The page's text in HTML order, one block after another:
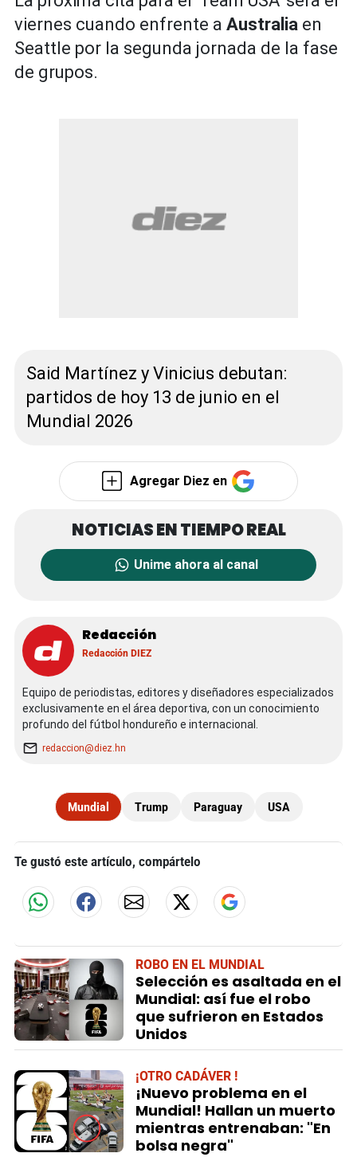
viernes cuando enfrente a Australia en
Seattle por la segunda jornada de la fase
de grupos.
Said Martínez y Vinicius debutan:
partidos de hoy 13 de junio en el
Mundial 2026
Agregar Diez en
Unime ahora al canal
Redacción
Redacción DIEZ
Equipo de periodistas, editores y diseñadores especializados
exclusivamente en el área deportiva, con un conocimiento
profundo del fútbol hondureño e internacional.
redaccion@diez.hn
Mundial Trump Paraguay USA
Te gustó este artículo, compártelo
ROBO EN EL MUNDIAL
Selección es asaltada en el
Mundial: así fue el robo
que sufrieron en Estados
Unidos
¡OTRO CADÁVER !
¡Nuevo problema en el
Mundial! Hallan un muerto
mientras entrenaban: "En
bolsa negra"